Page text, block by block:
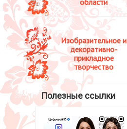
области
Изобразительное и
декоративно-
прикладное
творчество
Полезные ссылки